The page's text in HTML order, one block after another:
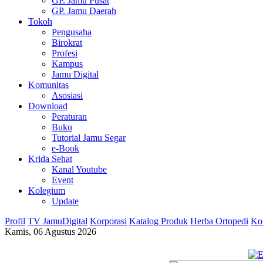
GP. Jamu Daerah
Tokoh
Pengusaha
Birokrat
Profesi
Kampus
Jamu Digital
Komunitas
Asosiasi
Download
Peraturan
Buku
Tutorial Jamu Segar
e-Book
Krida Sehat
Kanal Youtube
Event
Kolegium
Update
Profil TV JamuDigital Korporasi Katalog Produk Herba Ortopedi
Kamis, 06 Agustus 2026